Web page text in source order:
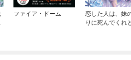
ファイア・ドーム
恋した人は、妹
りに死んでくれ